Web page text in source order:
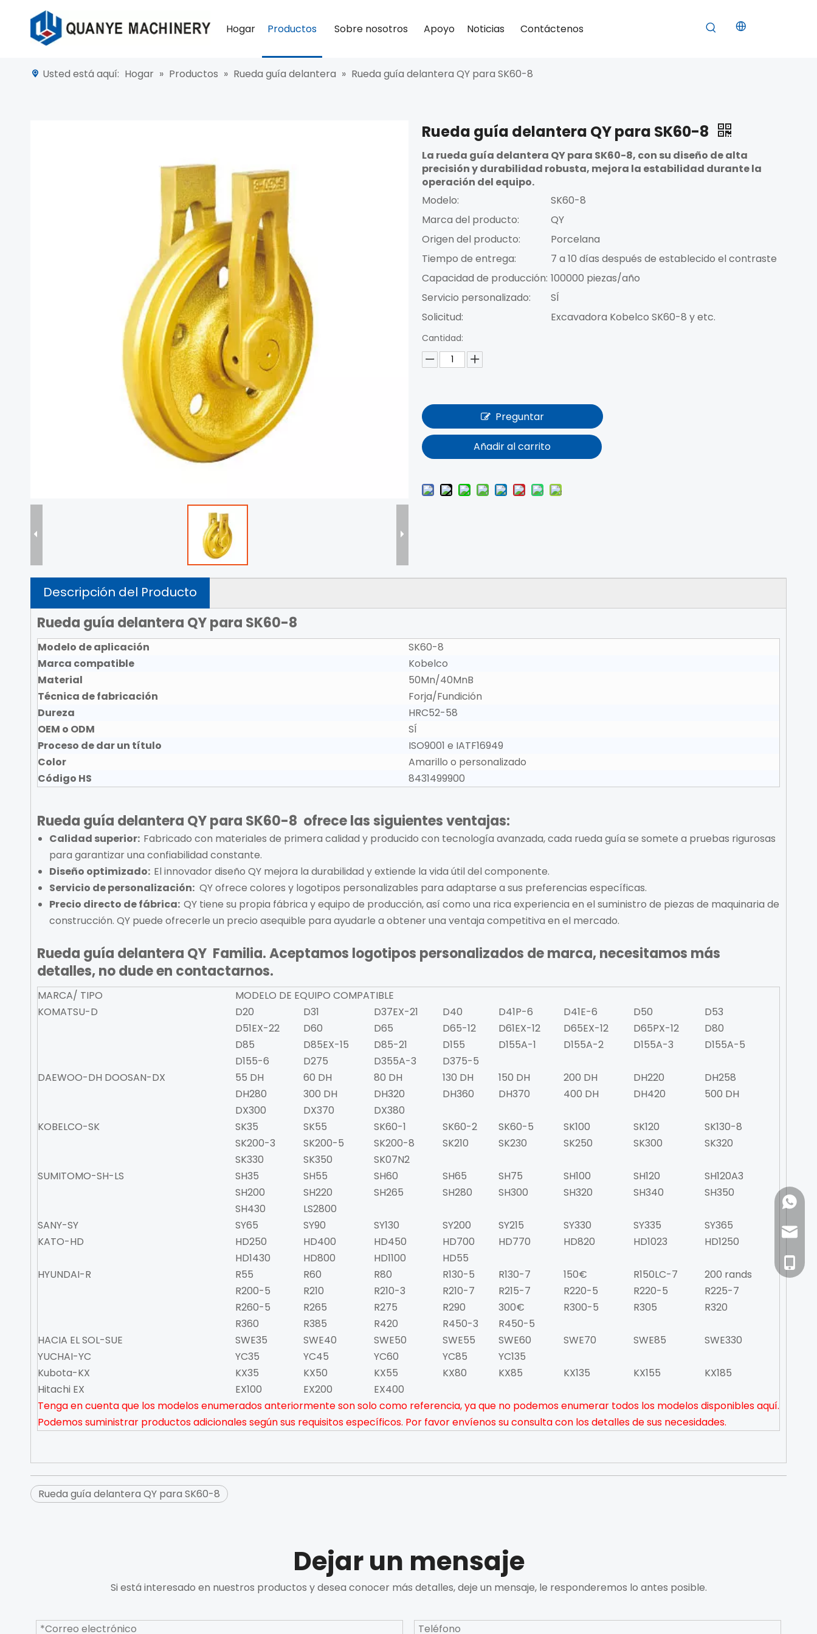
Hogar Productos Sobre nosotros Apoyo Noticias Contáctenos
Usted está aquí: Hogar » Productos » Rueda guía delantera » Rueda guía delantera QY para SK60-8
Rueda guía delantera QY para SK60-8
La rueda guía delantera QY para SK60-8, con su diseño de alta
precisión y durabilidad robusta, mejora la estabilidad durante la
operación del equipo.
Modelo:
SK60-8
Marca del producto:
QY
Origen del producto:
Porcelana
Tiempo de entrega:
7 a 10 días después de establecido el contraste
Capacidad de producción: 100000 piezas/año
Servicio personalizado:
SÍ
Solicitud:
Excavadora Kobelco SK60-8 y etc.
Cantidad:
Preguntar
Añadir al carrito
Descripción del Producto
Rueda guía delantera QY para SK60-8
Modelo de aplicación
SK60-8
Marca compatible
Kobelco
Material
50Mn/40MnB
Técnica de fabricación
Forja/Fundición
Dureza
HRC52-58
OEM o ODM
SÍ
Proceso de dar un título
ISO9001 e IATF16949
Color
Amarillo o personalizado
Código HS
8431499900
Rueda guía delantera QY para SK60-8 ofrece las siguientes ventajas:
Calidad superior: Fabricado con materiales de primera calidad y producido con tecnología avanzada, cada rueda guía se somete a pruebas rigurosas
para garantizar una confiabilidad constante.
Diseño optimizado: El innovador diseño QY mejora la durabilidad y extiende la vida útil del componente.
Servicio de personalización: QY ofrece colores y logotipos personalizables para adaptarse a sus preferencias específicas.
Precio directo de fábrica: QY tiene su propia fábrica y equipo de producción, así como una rica experiencia en el suministro de piezas de maquinaria de
construcción. QY puede ofrecerle un precio asequible para ayudarle a obtener una ventaja competitiva en el mercado.
Rueda guía delantera QY Familia. Aceptamos logotipos personalizados de marca, necesitamos más
detalles, no dude en contactarnos.
MARCA/ TIPO
MODELO DE EQUIPO COMPATIBLE
KOMATSU-D
D20 D31 D37EX-21 D40 D41P-6 D41E-6 D50
D53
D51EX-22
D60 D65 D65-12 D61EX-12 D65EX-12 D65PX-12
D80
D85
D85EX-15 D85-21 D155 D155A-1 D155A-2 D155A-3
D155A-5
D155-6
D275 D355A-3
D375-5
DAEWOO-DH DOOSAN-DX
55 DH 60 DH 80 DH 130 DH 150 DH 200 DH DH220
DH258
DH280
300 DH DH320 DH360 DH370 400 DH DH420
500 DH
DX300
DX370
DX380
KOBELCO-SK
SK35 SK55 SK60-1 SK60-2 SK60-5 SK100 SK120
SK130-8
SK200-3
SK200-5 SK200-8 SK210 SK230 SK250 SK300
SK320
SK330
SK350
SK07N2
SUMITOMO-SH-LS
SH35 SH55 SH60 SH65 SH75 SH100 SH120
SH120A3
SH200
SH220 SH265 SH280 SH300 SH320 SH340
SH350
SH430
LS2800
SANY-SY
SY65 SY90 SY130 SY200 SY215 SY330 SY335
SY365
KATO-HD
HD250 HD400 HD450 HD700 HD770 HD820 HD1023
HD1250
HD1430
HD800 HD1100
HD55
HYUNDAI-R
R55 R60 R80 R130-5 R130-7 150€ R150LC-7
200 rands
R200-5
R210 R210-3 R210-7 R215-7 R220-5 R220-5
R225-7
R260-5
R265 R275 R290 300€ R300-5 R305
R320
R360
R385 R420 R450-3
R450-5
HACIA EL SOL-SUE
SWE35 SWE40 SWE50 SWE55 SWE60 SWE70 SWE85
SWE330
YUCHAI-YC
YC35 YC45 YC60 YC85
YC135
Kubota-KX
KX35 KX50 KX55 KX80 KX85 KX135 KX155
KX185
Hitachi EX
EX100 EX200
EX400
Tenga en cuenta que los modelos enumerados anteriormente son solo como referencia, ya que no podemos enumerar todos los modelos disponibles aquí.
Podemos suministrar productos adicionales según sus requisitos específicos. Por favor envíenos su consulta con los detalles de sus necesidades.
Rueda guía delantera QY para SK60-8
Dejar un mensaje
Si está interesado en nuestros productos y desea conocer más detalles, deje un mensaje, le responderemos lo antes posible.
+86-